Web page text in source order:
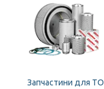
Запчастини для ТО